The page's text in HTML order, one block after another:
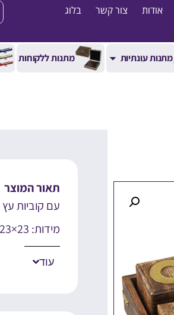
אודות צור קשר בלוג
מתנות עונתיות מתנות ללקוחות
תאור המוצר
עם קוביות
מידות: 23×23 סמ
עוד